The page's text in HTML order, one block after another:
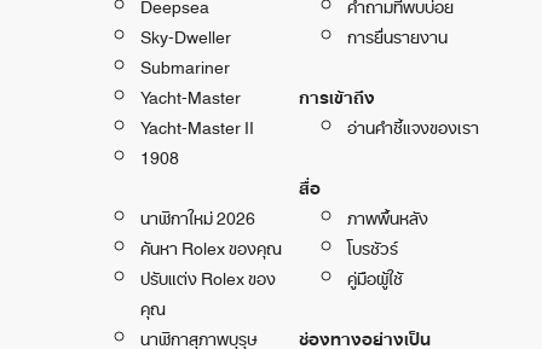
Sky-Dweller
Submariner
Yacht-Master
Yacht-Master II
1908
นาฬิกาใหม่ 2026
ค้นหา Rolex ของคุณ
ปรับแต่ง Rolex ของ
คุณ
นาฬิกาสุภาพบุรุษ
การยื่นรายงาน
การเข้าถึง
อ่านคำชี้แจงของเรา
สื่อ
ภาพพื้นหลัง
โบรชัวร์
คู่มือผู้ใช้
ช่องทางอย่างเป็น